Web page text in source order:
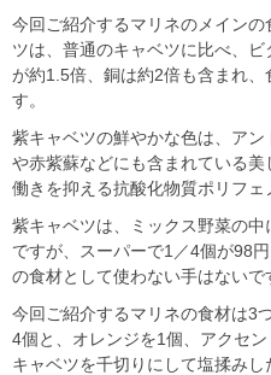
今回ご紹介するマリネのメイン
ツは、普通のキャベツに比べ、
が約1.5倍、銅は約2倍も含まれ
す。
紫キャベツの鮮やかな色は、ア
や赤紫蘇などにも含まれている
働きを抑える抗酸化物質ポリフェ
紫キャベツは、ミックス野菜の
ですが、スーパーで1／4個が98
の食材として使わない手はないで
今回ご紹介するマリネの食材は3
4個と、オレンジを1個、アクセ
キャベツを千切りにして塩揉み